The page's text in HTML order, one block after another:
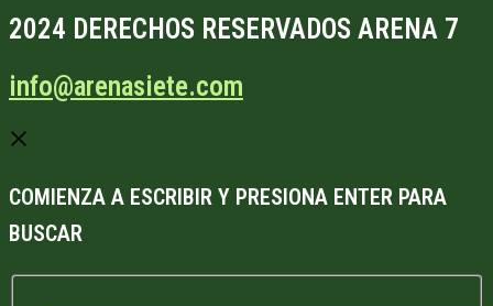
2024 DERECHOS RESERVADOS ARENA 7
info@arenasiete.com
COMIENZA A ESCRIBIR Y PRESIONA ENTER PARA
BUSCAR